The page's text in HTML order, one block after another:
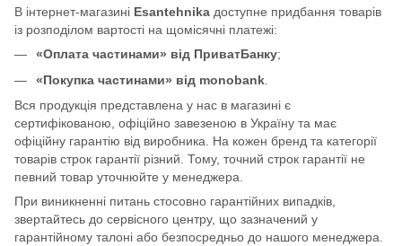
В інтернет-магазині Esantehnika доступне придбання товарів
із розподілом вартості на щомісячні платежі:
«Оплата частинами» від ПриватБанку;
«Покупка частинами» від monobank
Вся продукція представлена у нас в магазині є
сертифікованою, офіційно завезеною в Україну та має
офіційну гарантію від виробника. На кожен бренд та категорії
товарів строк гарантії різний. Тому, точний строк гарантії не
певний товар уточнюйте у менеджера.
При виникненні питань стосовно гарантійних випадків,
звертайтесь до сервісного центру, що зазначений у
гарантійному талоні або безпосредньо до нашого менеджера.